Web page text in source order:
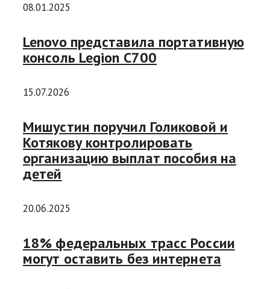
08.01.2025
Lenovo представила портативную
консоль Legion C700
15.07.2026
Мишустин поручил Голиковой и
Котякову контролировать
организацию выплат пособия на
детей
20.06.2025
18% федеральных трасс России
могут оставить без интернета